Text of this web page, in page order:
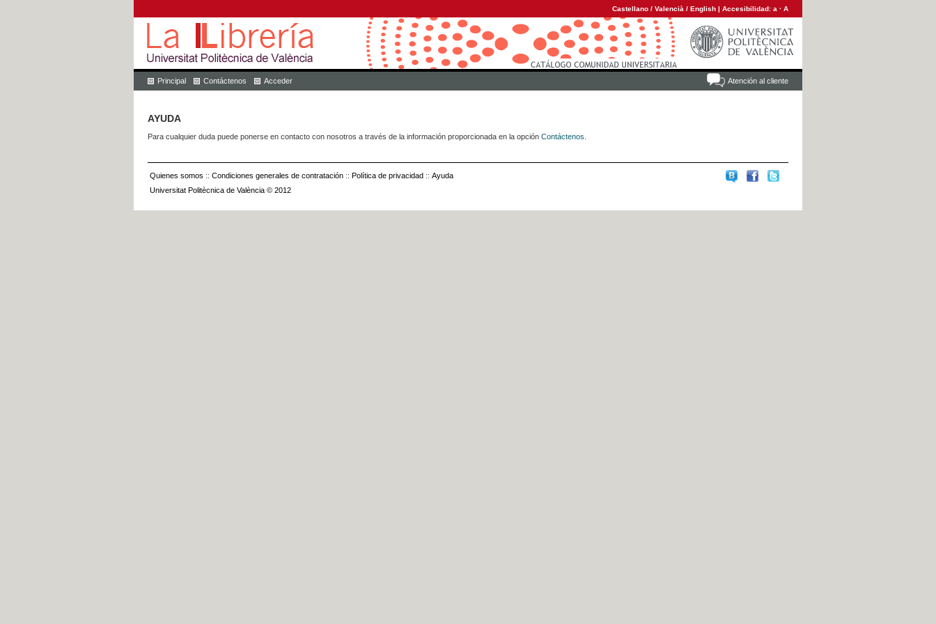
Castellano / Valencià / English | Accesibilidad: a · A
Atención al cliente
Principal Contáctenos Acceder
AYUDA
Para cualquier duda puede ponerse en contacto con nosotros a través de la información proporcionada en la opción Contáctenos
Quienes somos :: Condiciones generales de contratación :: Política de privacidad :: Ayuda
Universitat Politècnica de València © 2012